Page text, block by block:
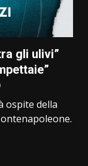
gli ulivi”
ospite della